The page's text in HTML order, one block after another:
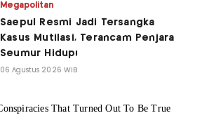
Megapolitan
Saepul Resmi Jadi Tersangka
Kasus Mutilasi, Terancam Penjara
Seumur Hidup!
06 Agustus 2026 WIB